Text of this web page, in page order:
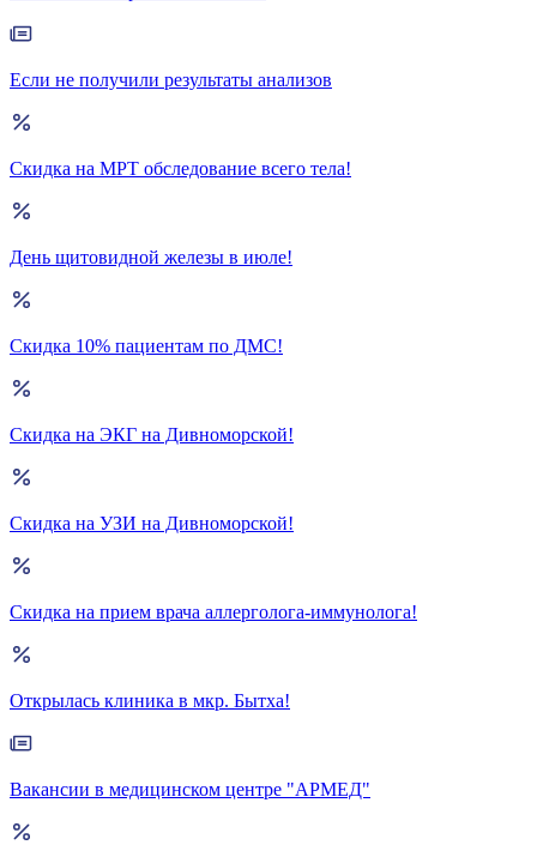
Если не получили результаты анализов
Скидка на МРТ обследование всего тела!
День щитовидной железы в июле!
Скидка 10% пациентам по ДМС!
Скидка на ЭКГ на Дивноморской!
Скидка на УЗИ на Дивноморской!
Скидка на прием врача аллерголога-иммунолога!
Открылась клиника в мкр. Бытха!
Вакансии в медицинском центре "АРМЕД"